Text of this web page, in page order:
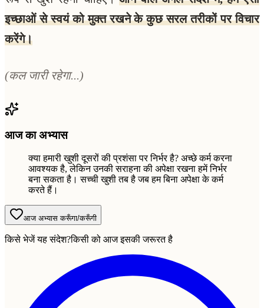
इच्छाओं से स्वयं को मुक्त रखने के कुछ सरल तरीकों पर विचार
करेंगे।
(कल जारी रहेगा...)
आज का अभ्यास
क्या हमारी खुशी दूसरों की प्रशंसा पर निर्भर है? अच्छे कर्म करना
आवश्यक है, लेकिन उनकी सराहना की अपेक्षा रखना हमें निर्भर
बना सकता है। सच्ची खुशी तब है जब हम बिना अपेक्षा के कर्म
करते हैं।
आज अभ्यास करूँगा/करूँगी
किसे भेजें यह संदेश?किसी को आज इसकी जरूरत है